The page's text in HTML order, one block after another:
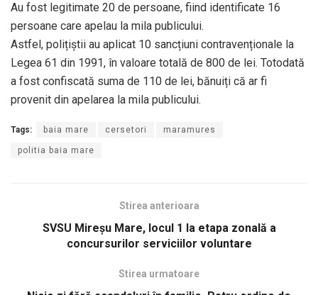
Au fost legitimate 20 de persoane, fiind identificate 16
persoane care apelau la mila publicului.
Astfel, polițiștii au aplicat 10 sancțiuni contravenționale la
Legea 61 din 1991, în valoare totală de 800 de lei. Totodată
a fost confiscată suma de 110 de lei, bănuiți că ar fi
provenit din apelarea la mila publicului.
Tags: baia mare cersetori maramures
politia baia mare
Stirea anterioara
SVSU Mireșu Mare, locul 1 la etapa zonală a
concursurilor serviciilor voluntare
Stirea urmatoare